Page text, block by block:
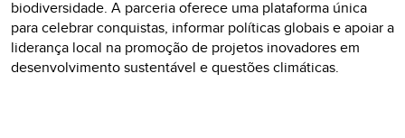
biodiversidade. A parceria oferece uma plataforma única
para celebrar conquistas, informar políticas globais e apoiar a
liderança local na promoção de projetos inovadores em
desenvolvimento sustentável e questões climáticas.